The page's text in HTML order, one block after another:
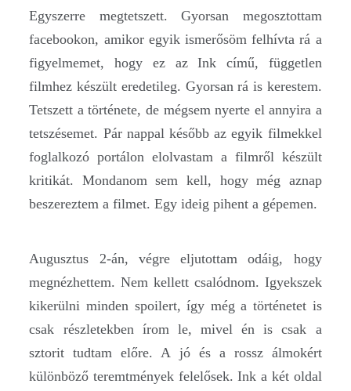
Egyszerre megtetszett. Gyorsan megosztottam
facebookon, amikor egyik ismerősöm felhívta rá a
figyelmemet, hogy ez az Ink című, független
filmhez készült eredetileg. Gyorsan rá is kerestem.
Tetszett a története, de mégsem nyerte el annyira a
tetszésemet. Pár nappal később az egyik filmekkel
foglalkozó portálon elolvastam a filmről készült
kritikát. Mondanom sem kell, hogy még aznap
beszereztem a filmet. Egy ideig pihent a gépemen.
Augusztus 2-án, végre eljutottam odáig, hogy
megnézhettem. Nem kellett csalódnom. Igyekszek
kikerülni minden spoilert, így még a történetet is
csak részletekben írom le, mivel én is csak a
sztorit tudtam előre. A jó és a rossz álmokért
különböző teremtmények felelősek. Ink a két oldal